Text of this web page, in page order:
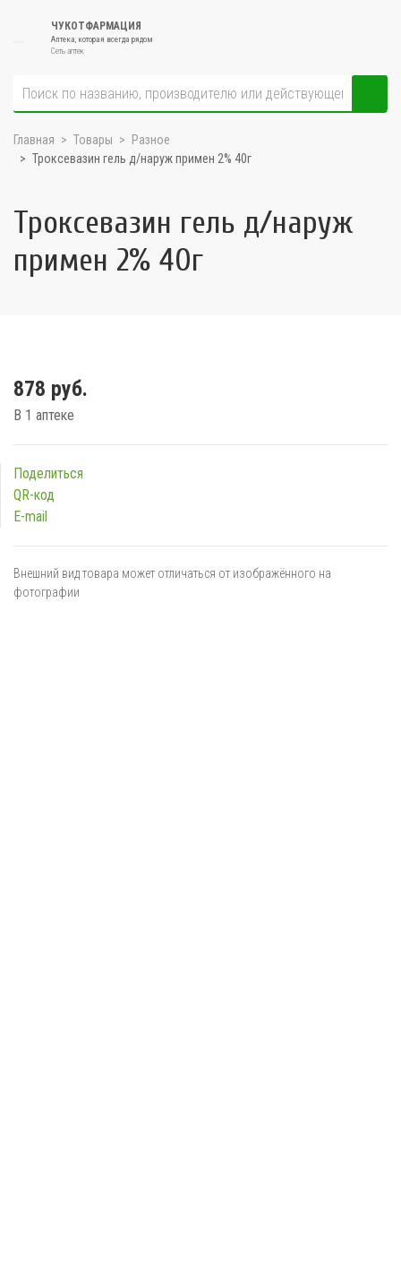
ЧУКОТФАРМАЦИЯ
Аптека, которая всегда рядом
Сеть аптек
Главная Товары
Разное
Троксевазин гель д/наруж примен 2% 40г
Троксевазин гель д/наруж
примен 2% 40г
878 руб.
В 1 аптеке
Поделиться
QR-код
E-mail
Внешний вид товара может отличаться от изображённого на
фотографии